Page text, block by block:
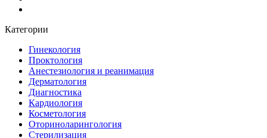
Категории
Гинекология
Проктология
Анестезиология и реанимация
Дерматология
Диагностика
Кардиология
Косметология
Оториноларингология
Стерилизация